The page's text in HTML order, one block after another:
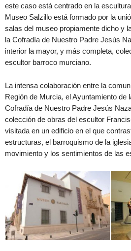
este caso está centrado en la
Museo Salzillo está formado por la
salas del museo propiamente dicho y
la Cofradía de Nuestro Padre Jesús
interior la mayor, y más completa,
escultor barroco murciano.
La intensa colaboración entre la
Región de Murcia, el Ayuntamiento de
Cofradía de Nuestro Padre Jesús
colección de obras del escultor
visitada en un edificio en el que
estructuras, el barroquismo de la
movimiento y los sentimientos de las